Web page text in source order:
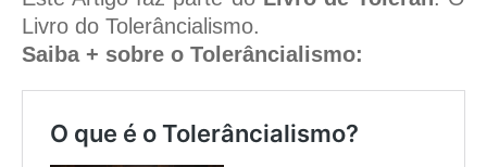
Livro do Tolerâncialismo.
Saiba + sobre o Tolerâncialismo:
O que é o Tolerâncialismo?